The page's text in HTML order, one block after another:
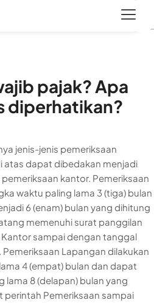
pajak? Apa
diperhatikan?
jenis-jenis pemeriksaan
atas dapat dibedakan menjadi
kantor. Pemeriksaan
waktu paling lama 3 (tiga) bulan
6 (enam) bulan yang dihitung
memenuhi surat panggilan
Kantor sampai dengan tanggal
Pemeriksaan Lapangan dilakukan
4 (empat) bulan dan dapat
lama 8 (delapan) bulan yang
perintah Pemeriksaan sampai